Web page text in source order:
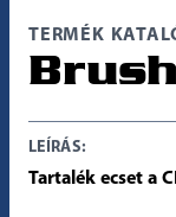
TERMÉK
LEÍRÁS:
Tartalék ecset a